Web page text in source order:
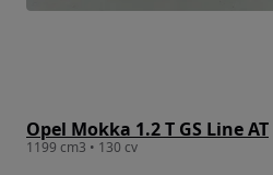
Opel Mokka 1.2 T GS Line AT
1199 cm3 • 130 cv